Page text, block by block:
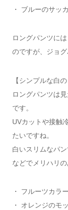
・ ブルーのサッ
ロングパンツに
のですが、ジョ
【シンプルな白
ロングパンツは
です。
UVカットや接触
たいですね。
白いスリムなパ
などでメリハリ
・ フルーツカラ
・ オレンジのモ